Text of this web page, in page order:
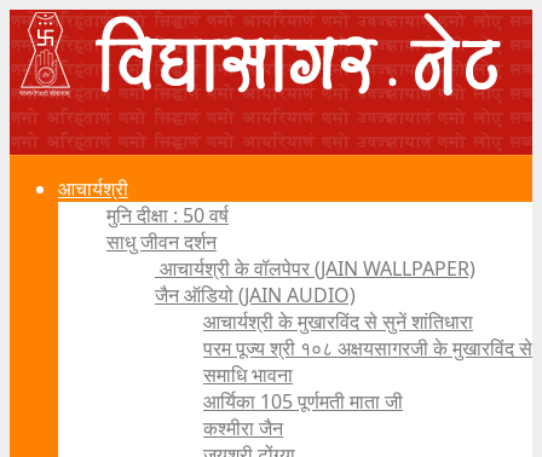
आचार्यश्री
मुनि दीक्षा : 50 वर्ष
साधु जीवन दर्शन
आचार्यश्री के वॉलपेपर (JAIN WALLPAPER)
जैन ऑडियो (JAIN AUDIO)
आचार्यश्री के मुखारविंद से सुनें शांतिधारा
परम पूज्य श्री १०८ अक्षयसागरजी के मुखारविंद से
समाधि भावना
आर्यिका 105 पूर्णमती माता जी
कश्मीरा जैन